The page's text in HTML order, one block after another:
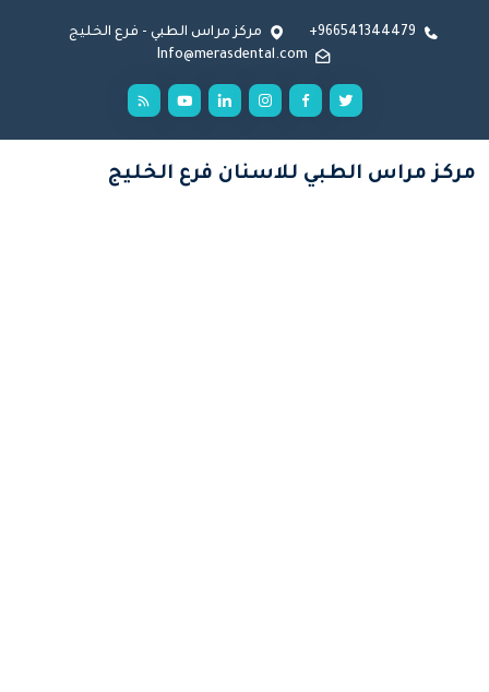
966541344479+
مركز مراس الطبي - فرع الخليج
Info@merasdental.com
مركز مراس الطبي للاسنان فرع الخليج